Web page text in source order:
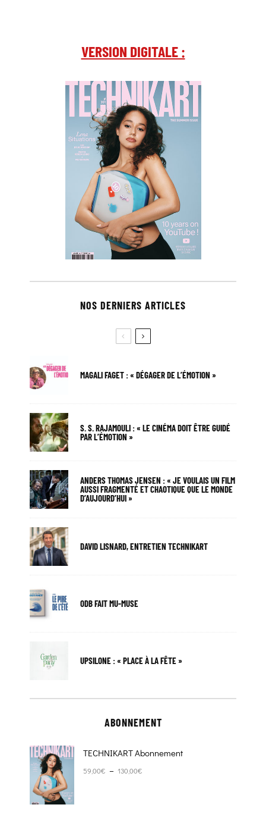
VERSION DIGITALE :
NOS DERNIERS ARTICLES
MAGALI FAGET : « DÉGAGER DE L’ÉMOTION »
S. S. RAJAMOULI : « LE CINÉMA DOIT ÊTRE GUIDÉ
PAR L’ÉMOTION »
ANDERS THOMAS JENSEN : « JE VOULAIS UN FILM
AUSSI FRAGMENTÉ ET CHAOTIQUE QUE LE MONDE
D’AUJOURD’HUI »
DAVID LISNARD, ENTRETIEN TECHNIKART
ODB FAIT MU-MUSE
UPSILONE : « PLACE À LA FÊTE »
ABONNEMENT
TECHNIKART Abonnement
59,00€ – 130,00€